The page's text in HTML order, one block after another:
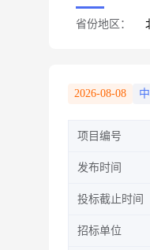
省份地区：
2026-08-08
项目编号
发布时间
投标截止时间
招标单位